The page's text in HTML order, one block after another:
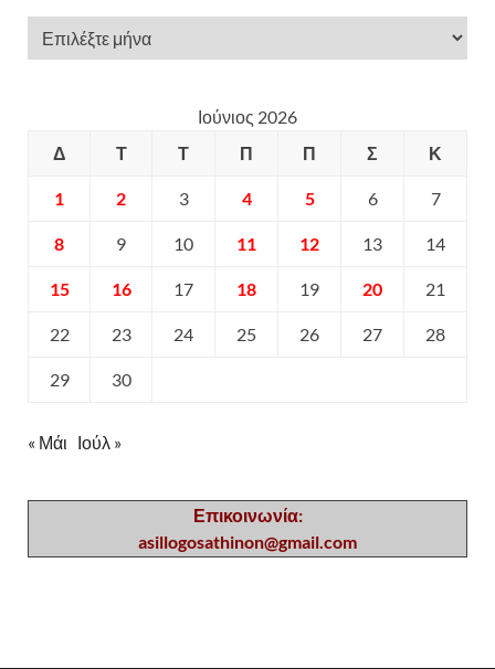
Ιούνιος 2026
Δ
Τ Τ Π Π Σ Κ
1 2 3 4 5 6 7
8 9 10 11 12 13 14
15 16 17 18 19 20 21
22 23 24 25 26 27 28
29 30
« Μάι Ιούλ »
Επικοινωνία:
asillogosathinon@gmail.com